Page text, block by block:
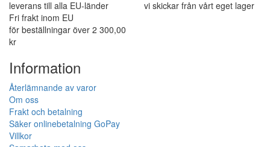
leverans till alla EU-länder
vi skickar från vårt eget lager
Fri frakt inom EU
för beställningar över 2 300,00
kr
Information
Återlämnande av varor
Om oss
Frakt och betalning
Säker onlinebetalning GoPay
Villkor